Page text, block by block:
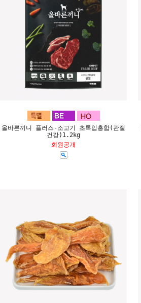
올바른끼니 플러스-소고기 초록입홍합(관절
건강)1.2kg
회원공개